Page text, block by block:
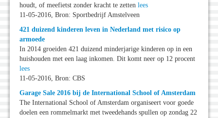
houdt, of meefietst zonder kracht te zetten lees
11-05-2016, Bron: Sportbedrijf Amstelveen
421 duizend kinderen leven in Nederland met risico op
armoede
In 2014 groeiden 421 duizend minderjarige kinderen op in een
huishouden met een laag inkomen. Dit komt neer op 12 procent
lees
11-05-2016, Bron: CBS
Garage Sale 2016 bij de International School of Amsterdam
The International School of Amsterdam organiseert voor goede
doelen een rommelmarkt met tweedehands spullen op zondag 22